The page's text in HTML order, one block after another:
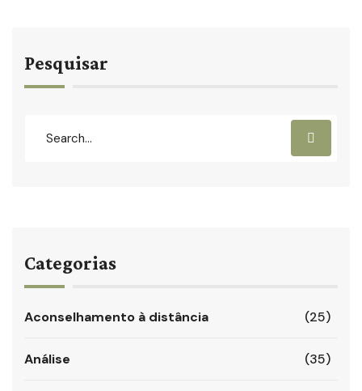
Pesquisar
Categorias
Aconselhamento à distância (25)
Análise (35)